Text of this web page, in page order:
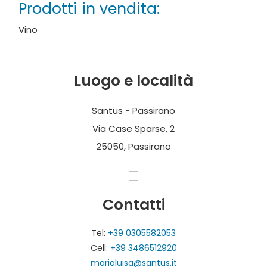
costruzione, edificata secondo i criteri
L’azienda dispone di un wine shop e di uno spazio
accoglienza sia interno che esterno.
Prodotti in vendita:
Vino
Luogo e località
Santus - Passirano
Via Case Sparse, 2
25050, Passirano
Contatti
Tel: +39 0305582053
Cell: +39 3486512920
marialuisa@santus.it